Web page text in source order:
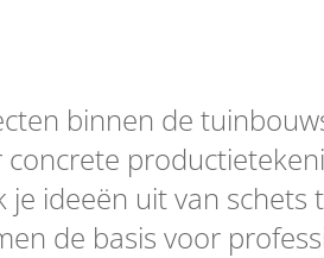
Beauty
3 vacatures
binnen de
je ideeën uit van schets
de basis voor